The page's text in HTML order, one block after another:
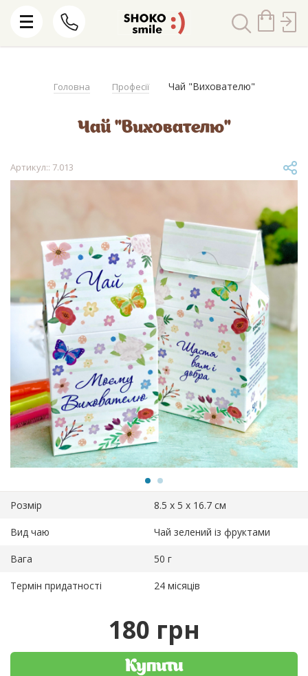
Головна Професії Чай "Вихователю"
Чай "Вихователю"
Артикул:: 7.013
Розмір 8.5 х 5 х 16.7 см
Вид чаю Чай зелений із фруктами
Вага 50 г
Термін придатності 24 місяців
180 грн
Купити